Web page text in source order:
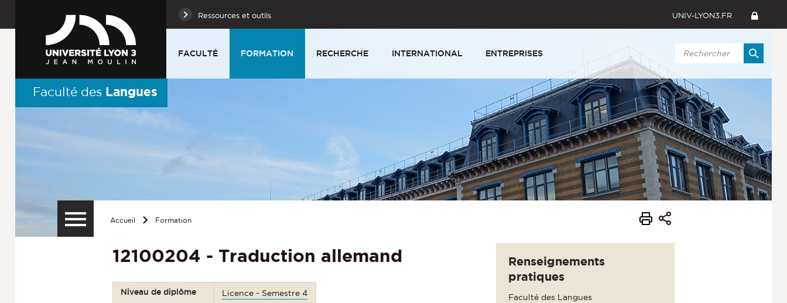
Ressources et outils UNIV-LYON3.FR
FACULTÉ FORMATION RECHERCHE INTERNATIONAL ENTREPRISES
Faculté des Langues
Accueil Formation
12100204 - Traduction allemand
Niveau de diplôme Licence - Semestre 4
Renseignements
pratiques
Faculté des Langues